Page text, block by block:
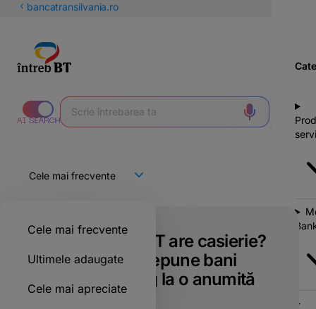
latineștibancatransilvania.ro
Cele mai frecvente
Ultimele adaugate
Cele mai apreciate
Orice agenție BT are casierie?
Sau pentru a depune bani
trebuie să merg la o anumită
agenție?